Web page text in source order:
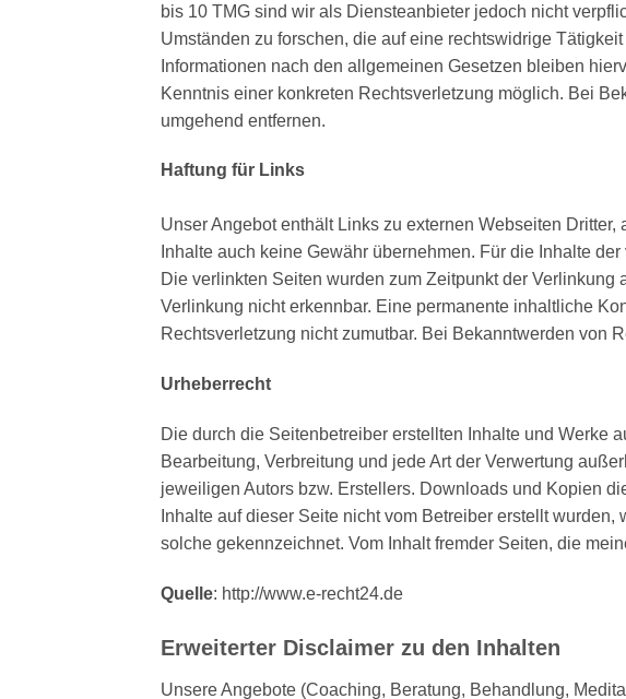
bis 10 TMG sind wir als Diensteanbieter jedoch nicht
Umständen zu forschen, die auf eine rechtswidrige
Informationen nach den allgemeinen Gesetzen bleiben
Kenntnis einer konkreten Rechtsverletzung möglich. Bei
umgehend entfernen.
Haftung für Links
Unser Angebot enthält Links zu externen Webseiten
Inhalte auch keine Gewähr übernehmen. Für die Inhalte
Die verlinkten Seiten wurden zum Zeitpunkt der
Verlinkung nicht erkennbar. Eine permanente inhaltliche
Rechtsverletzung nicht zumutbar. Bei Bekanntwerden von
Urheberrecht
Die durch die Seitenbetreiber erstellten Inhalte und Werke
Bearbeitung, Verbreitung und jede Art der Verwertung
jeweiligen Autors bzw. Erstellers. Downloads und Kopien
Inhalte auf dieser Seite nicht vom Betreiber erstellt
solche gekennzeichnet. Vom Inhalt fremder Seiten, die
Quelle: http://www.e-recht24.de
Erweiterter Disclaimer zu den Inhalten
Unsere Angebote (Coaching, Beratung, Behandlung,